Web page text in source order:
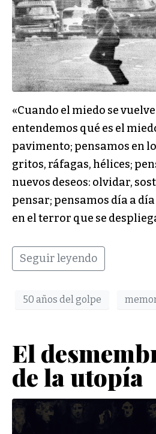
«Cuando el miedo se
entendemos qué es el
pavimento; pensamos en
gritos, ráfagas, hélices;
nuevos deseos: olvidar,
pensar; pensamos día a
en el terror que se
Seguir leyendo
50 años del golpe
El
de la utopía